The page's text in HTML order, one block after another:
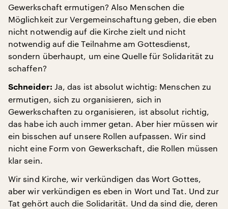
Gewerkschaft ermutigen? Also Menschen die
Möglichkeit zur Vergemeinschaftung geben, die eben
nicht notwendig auf die Kirche zielt und nicht
notwendig auf die Teilnahme am Gottesdienst,
sondern überhaupt, um eine Quelle für Solidarität zu
schaffen?
Schneider: Ja, das ist absolut wichtig: Menschen zu
ermutigen, sich zu organisieren, sich in
Gewerkschaften zu organisieren, ist absolut richtig,
das habe ich auch immer getan. Aber hier müssen wir
ein bisschen auf unsere Rollen aufpassen. Wir sind
nicht eine Form von Gewerkschaft, die Rollen müssen
klar sein.
Wir sind Kirche, wir verkündigen das Wort Gottes,
aber wir verkündigen es eben in Wort und Tat. Und zur
Tat gehört auch die Solidarität. Und da sind die, deren